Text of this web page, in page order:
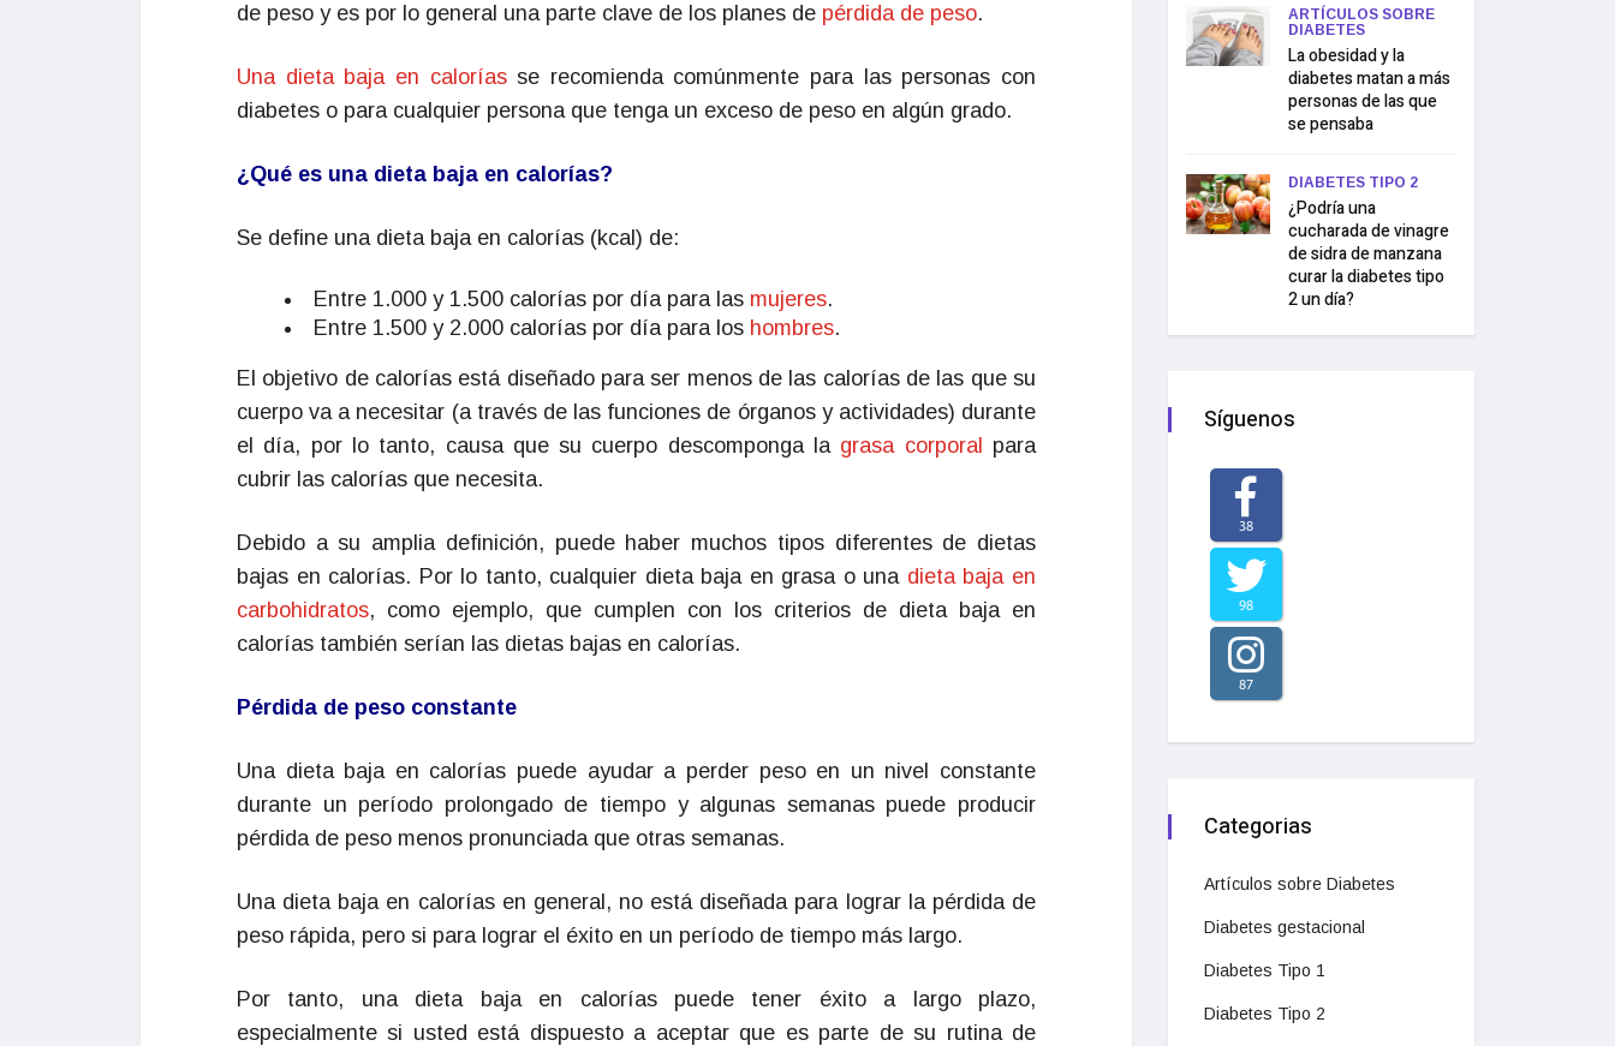
de peso y es por lo general una parte clave de los planes de pérdida de peso.
Una dieta baja en caloríasse recomienda comúnmente para las personas con
diabetes o para cualquier persona que tenga un exceso de peso en algún grado.
¿Qué es una dieta baja en calorías?
Se define una dieta baja en calorías (kcal) de:
Entre 1.000 y 1.500 calorías por día para las mujeres.
Entre 1.500 y 2.000 calorías por día para los hombres.
El objetivo de calorías está diseñado para ser menos de las calorías de las que su
cuerpo va a necesitar (a través de las funciones de órganos y actividades) durante
el día, por lo tanto, causa que su cuerpo descomponga la grasa corporal para
cubrir las calorías que necesita.
Debido a su amplia definición, puede haber muchos tipos diferentes de dietas
bajas en calorías. Por lo tanto, cualquier dieta baja en grasa o una dieta baja en
carbohidratos, como ejemplo, que cumplen con los criterios de dieta baja en
calorías también serían las dietas bajas en calorías.
Pérdida de peso constante
Una dieta baja en calorías puede ayudar a perder peso en un nivel constante
durante un período prolongado de tiempo y algunas semanas puede producir
pérdida de peso menos pronunciada que otras semanas.
Una dieta baja en calorías en general, no está diseñada para lograr la pérdida de
peso rápida, pero si para lograr el éxito en un período de tiempo más largo.
Por tanto, una dieta baja en calorías puede tener éxito a largo plazo,
especialmente si usted está dispuesto a aceptar que es parte de su rutina de
ARTÍCULOS SOBRE
DIABETES
La obesidad y la
diabetes matan a más
personas de las que
se pensaba
DIABETES TIPO 2
¿Podría una
cucharada de vinagre
de sidra de manzana
curar la diabetes tipo
2 un día?
Síguenos
38
98
87
Categorias
Artículos sobre Diabetes
Diabetes gestacional
Diabetes Tipo 1
Diabetes Tipo 2